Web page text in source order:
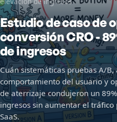
Estudio de caso de
conversión CRO -
de ingresos
Cuán sistemáticas pruebas A/B,
comportamiento del usuario y
de aterrizaje condujeron un
ingresos sin aumentar el tráfico
SaaS.